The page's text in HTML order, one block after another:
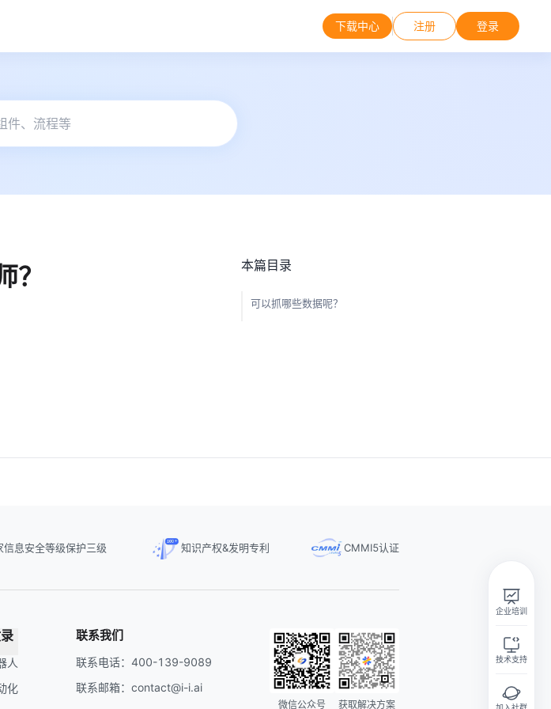
下载中心 注册 登录
？ 本篇目录
可以抓哪些数据呢？
信息安全等级保护三级 知识产权&发明专利 CMMI5认证
人
化
联系我们
联系电话：400-139-9089
联系邮箱：contact@i-i.ai
微信公众号 获取解决方案
企业培训
技术支持
实在智能Agent学习群